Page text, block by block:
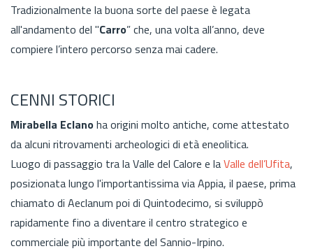
Tradizionalmente la buona sorte del paese è legata
all'andamento del "Carro” che, una volta all’anno, deve
compiere l’intero percorso senza mai cadere.
CENNI STORICI
Mirabella Eclanoha origini molto antiche, come attestato
da alcuni ritrovamenti archeologici di età eneolitica.
Luogo di passaggio tra la Valle del Calore e laValle dell’Ufita,
posizionata lungo l'importantissimavia Appia, il paese, prima
chiamato di Aeclanum poi di Quintodecimo, si sviluppò
rapidamente fino a diventare il centro strategico e
commerciale più importante del Sannio-Irpino.